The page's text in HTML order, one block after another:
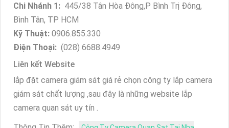
Chi Nhánh 1: 445/38 Tân Hòa Đông,P Bình Trị Đông,
Bình Tân, TP HCM
Kỹ Thuật: 0906.855.330
Điện Thoại: (028) 6688.4949
Liên kết Website
lắp đặt camera giám sát giá rẻ chọn công ty lắp camera
giám sát chất lượng ,sau đây là những website lắp
camera quan sát uy tín .